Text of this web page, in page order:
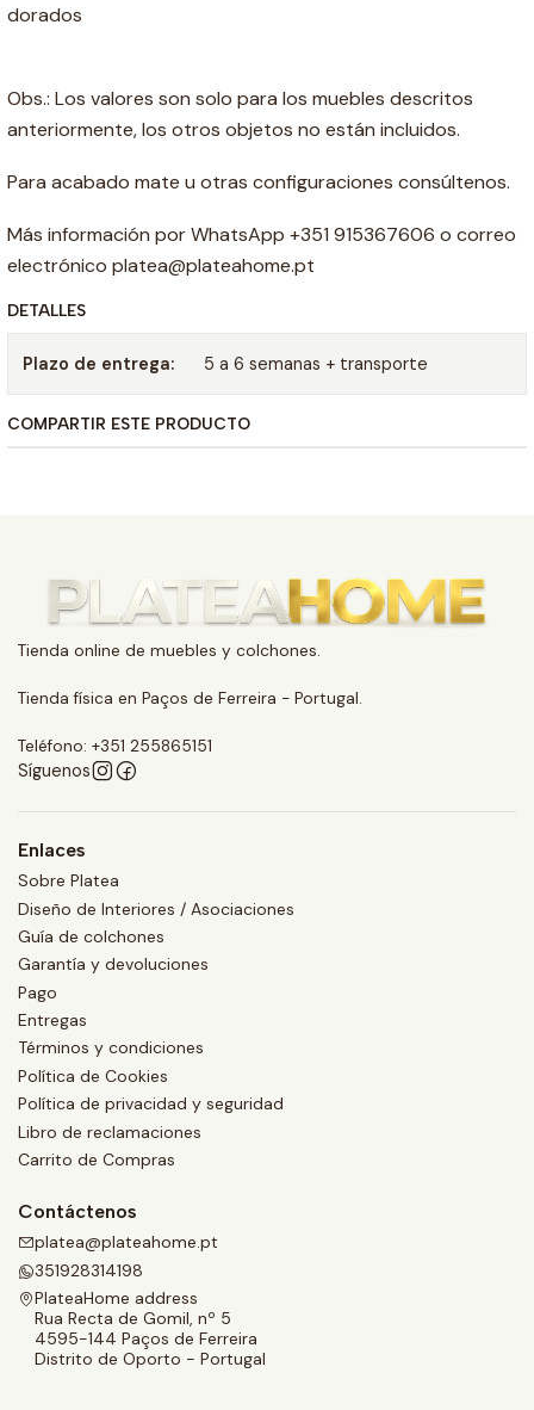
dorados
Obs.: Los valores son solo para los muebles descritos
anteriormente, los otros objetos no están incluidos.
Para acabado mate u otras configuraciones consúltenos.
Más información por WhatsApp +351 915367606 o correo
electrónico platea@plateahome.pt
DETALLES
Plazo de entrega: 5 a 6 semanas + transporte
COMPARTIR ESTE PRODUCTO
Tienda online de muebles y colchones.
Tienda física en Paços de Ferreira - Portugal.
Teléfono: +351 255865151
Síguenos
Enlaces
Sobre Platea
Diseño de Interiores / Asociaciones
Guía de colchones
Garantía y devoluciones
Pago
Entregas
Términos y condiciones
Política de Cookies
Política de privacidad y seguridad
Libro de reclamaciones
Carrito de Compras
Contáctenos
platea@plateahome.pt
351928314198
PlateaHome address
Rua Recta de Gomil, nº 5
4595-144 Paços de Ferreira
Distrito de Oporto - Portugal